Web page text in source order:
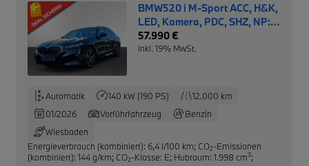
BMW520 i M-Sport ACC, H&K,
LED, Kamera, PDC, SHZ, NP:
69.580€
57.990 €
inkl. 19% MwSt.
Automatik 140 kW (190 PS)
12.000 km
01/2026
Vorführfahrzeug
Benzin
Wiesbaden
Energieverbrauch (kombiniert): 6,4 l/100 km; CO2-Emissionen
(kombiniert): 144 g/km; CO2-Klasse: E; Hubraum: 1.998 cm3;